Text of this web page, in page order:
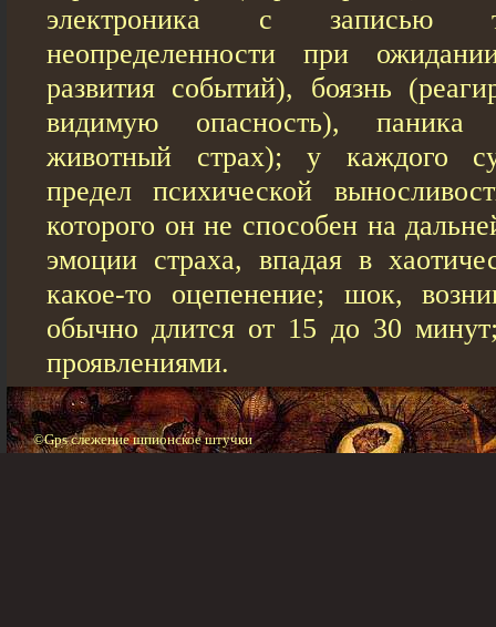
электроника с записью
неопределенности при
развития событий), боязнь
видимую опасность), паника
животный страх); у каждого
предел психической
которого он не способен на
эмоции страха, впадая в
какое-то оцепенение; шок,
обычно длится от 15 до 30
проявлениями.
©Gps слежение шпионское штучки